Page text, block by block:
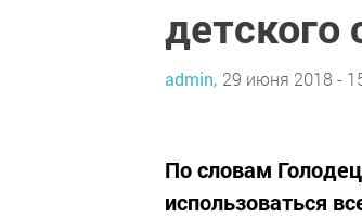
детского
admin, 29 июня 2018 -
По словам
использоваться